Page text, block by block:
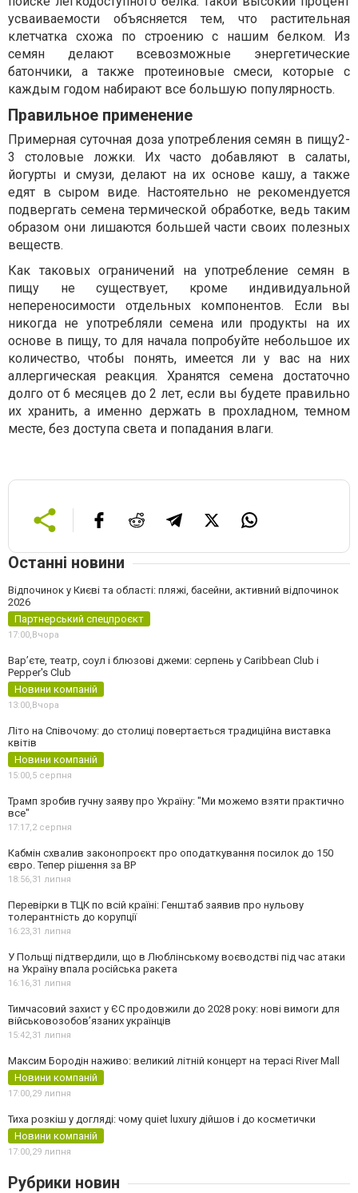
усваиваемости объясняется тем, что растительная
клетчатка схожа по строению с нашим белком. Из
семян делают всевозможные энергетические
батончики, а также протеиновые смеси, которые с
каждым годом набирают все большую популярность.
Правильное применение
Примерная суточная доза употребления семян в пищу2-
3 столовые ложки. Их часто добавляют в салаты,
йогурты и смузи, делают на их основе кашу, а также
едят в сыром виде. Настоятельно не рекомендуется
подвергать семена термической обработке, ведь таким
образом они лишаются большей части своих полезных
веществ.
Как таковых ограничений на употребление семян в
пищу не существует, кроме индивидуальной
непереносимости отдельных компонентов. Если вы
никогда не употребляли семена или продукты на их
основе в пищу, то для начала попробуйте небольшое их
количество, чтобы понять, имеется ли у вас на них
аллергическая реакция. Хранятся семена достаточно
долго от 6 месяцев до 2 лет, если вы будете правильно
их хранить, а именно держать в прохладном, темном
месте, без доступа света и попадания влаги.
Останні новини
Відпочинок у Києві та області: пляжі, басейни, активний відпочинок
2026
Партнерський спецпроєкт
17:00, Вчора
Вар’єте, театр, соул і блюзові джеми: серпень у Caribbean Club і
Pepper's Club
Новини компаній
13:00, Вчора
Літо на Співочому: до столиці повертається традиційна виставка
квітів
Новини компаній
15:00, 5 серпня
Трамп зробив гучну заяву про Україну: "Ми можемо взяти практично
все"
17:17, 2 серпня
Кабмін схвалив законопроєкт про оподаткування посилок до 150
євро. Тепер рішення за ВР
18:56, 31 липня
Перевірки в ТЦК по всій країні: Генштаб заявив про нульову
толерантність до корупції
16:23, 31 липня
У Польщі підтвердили, що в Люблінському воєводстві під час атаки
на Україну впала російська ракета
16:16, 31 липня
Тимчасовий захист у ЄС продовжили до 2028 року: нові вимоги для
військовозобов’язаних українців
15:42, 31 липня
Максим Бородін наживо: великий літній концерт на терасі River Mall
Новини компаній
17:00, 29 липня
Тиха розкіш у догляді: чому quiet luxury дійшов і до косметички
Новини компаній
17:00, 29 липня
Рубрики новин